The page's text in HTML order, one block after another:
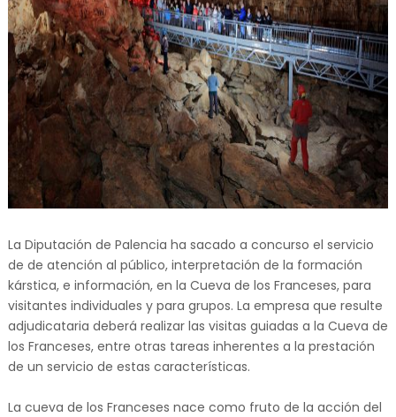
La Diputación de Palencia ha sacado a concurso el servicio
de de atención al público, interpretación de la formación
kárstica, e información, en la Cueva de los Franceses, para
visitantes individuales y para grupos. La empresa que resulte
adjudicataria deberá realizar las visitas guiadas a la Cueva de
los Franceses, entre otras tareas inherentes a la prestación
de un servicio de estas características.
La cueva de los Franceses nace como fruto de la acción del